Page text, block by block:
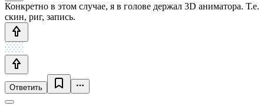
Конкретно в этом случае, я в голове держал 3D аниматора. Т.е.
скин, риг, запись.
Ответить